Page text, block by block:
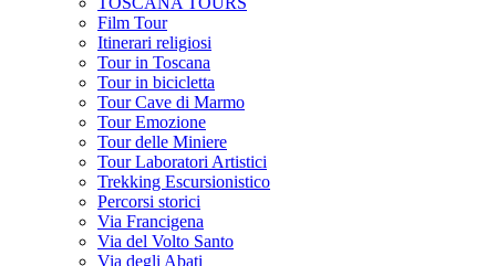
Film Tour
Itinerari religiosi
Tour in Toscana
Tour in bicicletta
Tour Cave di Marmo
Tour Emozione
Tour delle Miniere
Tour Laboratori Artistici
Trekking Escursionistico
Percorsi storici
Via Francigena
Via del Volto Santo
Via degli Abati